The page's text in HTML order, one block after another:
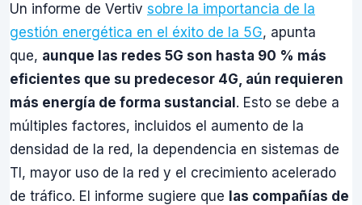
Un informe de Vertiv sobre la importancia de la
gestión energética en el éxito de la 5G, apunta
que, aunque las redes 5G son hasta 90 % más
eficientes que su predecesor 4G, aún requieren
más energía de forma sustancial . Esto se debe a
múltiples factores, incluidos el aumento de la
densidad de la red, la dependencia en sistemas de
TI, mayor uso de la red y el crecimiento acelerado
de tráfico. El informe sugiere que las compañías de